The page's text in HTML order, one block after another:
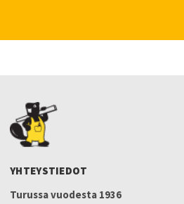
YHTEYSTIEDOT
Turussa vuodesta 1936